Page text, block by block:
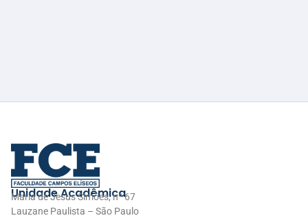
Unidade Acadêmica
Maria de Jesus Simões, nº 67
Lauzane Paulista – São Paulo